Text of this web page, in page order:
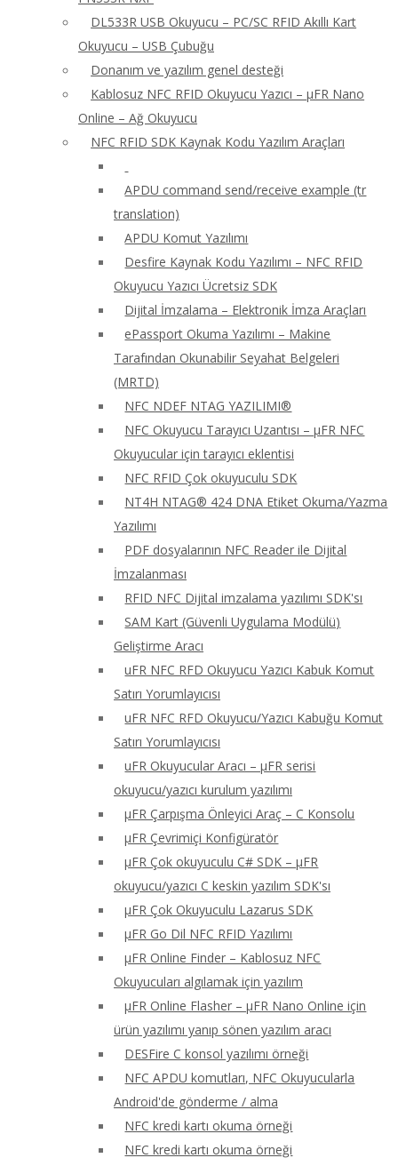
DL533R USB Okuyucu – PC/SC RFID Akıllı Kart
Okuyucu – USB Çubuğu
Donanım ve yazılım genel desteği
Kablosuz NFC RFID Okuyucu Yazıcı – μFR Nano
Online – Ağ Okuyucu
NFC RFID SDK Kaynak Kodu Yazılım Araçları
APDU command send/receive example (tr
translation)
APDU Komut Yazılımı
Desfire Kaynak Kodu Yazılımı – NFC RFID
Okuyucu Yazıcı Ücretsiz SDK
Dijital İmzalama – Elektronik İmza Araçları
ePassport Okuma Yazılımı – Makine
Tarafından Okunabilir Seyahat Belgeleri
(MRTD)
NFC NDEF NTAG YAZILIMI®
NFC Okuyucu Tarayıcı Uzantısı – μFR NFC
Okuyucular için tarayıcı eklentisi
NFC RFID Çok okuyuculu SDK
NT4H NTAG® 424 DNA Etiket Okuma/Yazma
Yazılımı
PDF dosyalarının NFC Reader ile Dijital
İmzalanması
RFID NFC Dijital imzalama yazılımı SDK'sı
SAM Kart (Güvenli Uygulama Modülü)
Geliştirme Aracı
uFR NFC RFD Okuyucu Yazıcı Kabuk Komut
Satırı Yorumlayıcısı
uFR NFC RFD Okuyucu/Yazıcı Kabuğu Komut
Satırı Yorumlayıcısı
uFR Okuyucular Aracı – μFR serisi
okuyucu/yazıcı kurulum yazılımı
μFR Çarpışma Önleyici Araç – C Konsolu
μFR Çevrimiçi Konfigüratör
μFR Çok okuyuculu C# SDK – μFR
okuyucu/yazıcı C keskin yazılım SDK'sı
μFR Çok Okuyuculu Lazarus SDK
μFR Go Dil NFC RFID Yazılımı
μFR Online Finder – Kablosuz NFC
Okuyucuları algılamak için yazılım
μFR Online Flasher – μFR Nano Online için
ürün yazılımı yanıp sönen yazılım aracı
DESFire C konsol yazılımı örneği
NFC APDU komutları, NFC Okuyucularla
Android'de gönderme / alma
NFC kredi kartı okuma örneği
NFC kredi kartı okuma örneği